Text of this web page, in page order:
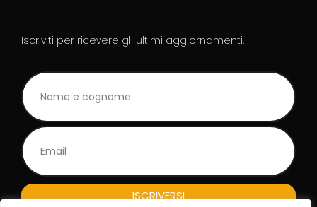
Iscriviti per ricevere gli ultimi aggiornamenti.
NL
Rodape_IT
f
y
u
a
r
h
ISCRIVERSI